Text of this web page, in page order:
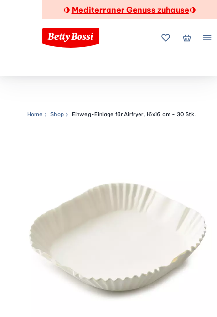
🍋 Mediterraner Genuss zuhause🍋
MeineMein
Navigationspfad
Home Shop Einweg-Einlage für Airfryer, 16x16 cm - 30 Stk.